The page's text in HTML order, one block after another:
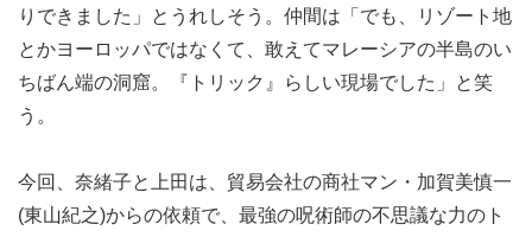
りできました」とうれしそう。仲間は「でも、リゾート地
とかヨーロッパではなくて、敢えてマレーシアの半島のい
ちばん端の洞窟。『トリック』らしい現場でした」と笑
う。
今回、奈緒子と上田は、貿易会社の商社マン・加賀美慎一
(東山紀之)からの依頼で、最強の呪術師の不思議な力のト